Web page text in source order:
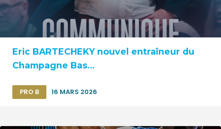
Eric BARTECHEKY nouvel entraîneur du
Champagne Bas...
PRO B 16 MARS 2026